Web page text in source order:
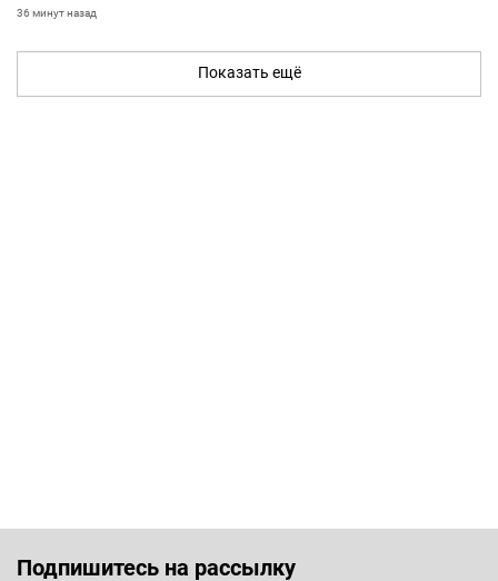
36 минут назад
Показать ещё
Подпишитесь на рассылку